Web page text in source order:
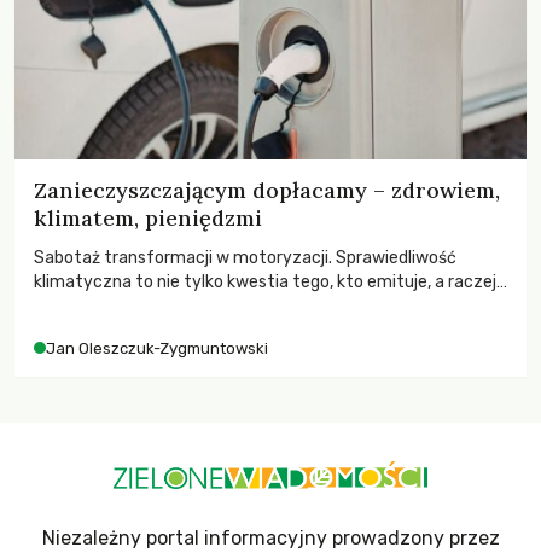
Zanieczyszczającym dopłacamy – zdrowiem,
klimatem, pieniędzmi
Sabotaż transformacji w motoryzacji. Sprawiedliwość
klimatyczna to nie tylko kwestia tego, kto emituje, a raczej
Jan Oleszczuk-Zygmuntowski
Niezależny portal informacyjny prowadzony przez